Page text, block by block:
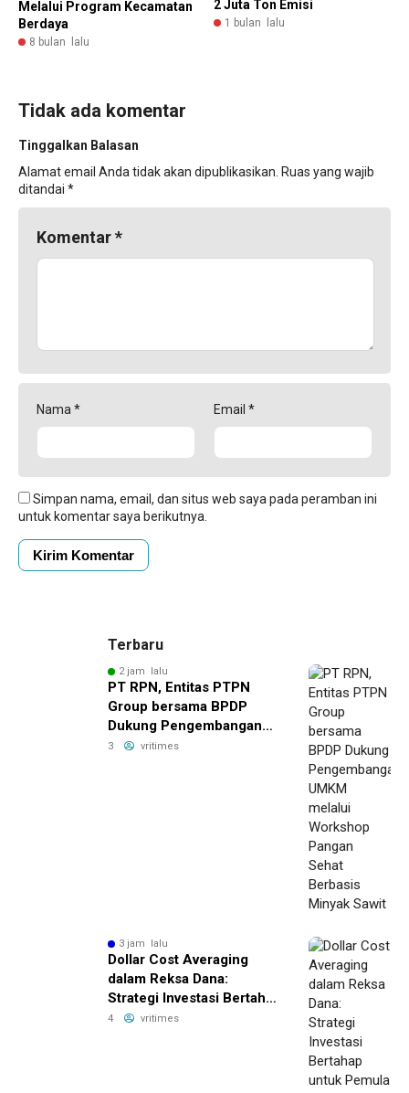
Melalui Program Kecamatan
Berdaya
8 bulan lalu
2 Juta Ton Emisi
1 bulan lalu
Tidak ada komentar
Tinggalkan Balasan
Alamat email Anda tidak akan dipublikasikan. Ruas yang wajib
ditandai *
Komentar*
Nama* Email *
Simpan nama, email, dan situs web saya pada peramban ini
untuk komentar saya berikutnya.
Terbaru
2 jam lalu
PT RPN, Entitas PTPN
Group bersama BPDP
Dukung Pengembangan
UMKM melalui Workshop
3 vritimes
3 jam lalu
Dollar Cost Averaging
dalam Reksa Dana:
Strategi Investasi Bertahap
untuk Pemula
4 vritimes